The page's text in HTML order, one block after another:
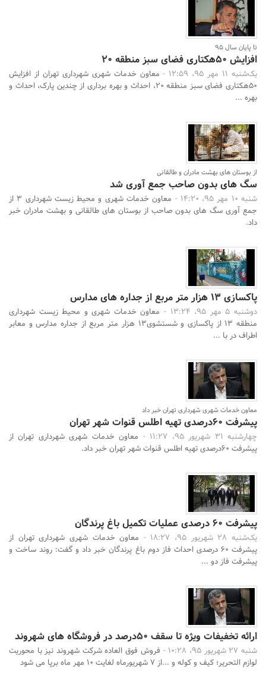
تا پایان سال 95
افزایش 50هکتاری فضای سبز منطقه 20
یک‌شنبه 11 مهر 95، 12:59 -
معاون خدمات شهری شهرداری تهران از افزایش
50هکتاری فضای سبز منطقه 20، احداث و بهره برداری از چندین پارک، احداث و
بهره ...
از بوستان های بهشت مادران و طالقانی
سگ های بدون صاحب جمع آوری شد
شنبه 10 مهر 95، 14:20 -
معاون خدمات شهری و محیط زیست شهرداری 3 از
جمع آوری سگ های بدون صاحب از بوستان های طالقانی و بهشت مادران خبر
داد.
پاکسازی 13 هزار متر مربع از جداره های مدارس
دوشنبه 5 مهر 95، 13:24 -
معاون خدمات شهری و محیط زیست شهرداری
منطقه 13 از پاکسازی و شستشوی13 هزار متر مربع از جداره مدارس و معابر
اطراف در با ...
معاون خدمات شهری شهرداری تهران خبر داد
پیشرفت 60درصدی تهیه اطلس قنوات شهر تهران
چهارشنبه 31 شهریور 95، 11:27 -
معاون خدمات شهری شهرداری تهران از
پیشرفت 60درصدی تهیه اطلس قنوات شهر تهران خبر داد.
پیشرفت 60 درصدی عملیات تکمیل باغ پرندگان
یک‌شنبه 28 شهریور 95، 18:27 -
معاون خدمات شهری شهرداری تهران از
پیشرفت 60 درصدی احداث فاز دوم باغ پرندگان خبر داد و گفت: روند ساخت و
پیشرفت فاز دو ...
ارائه تخفیفات ویژه تا سقف 50درصد در فروشگاه های شهروند
شنبه 27 شهریور 95، 10:28 -
فروش فوق العاده شرکت شهروند نیز با محوریت
لوازم التحریر؛ کیف و کوله و ...از 7 شهریورماه لغایت 10 مهر ماه برپا می شود